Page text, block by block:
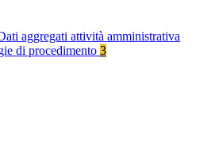
aggregati attività amministrativa
di procedimento 3